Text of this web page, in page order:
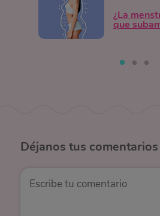
¿La
que
Déjanos tus comentarios